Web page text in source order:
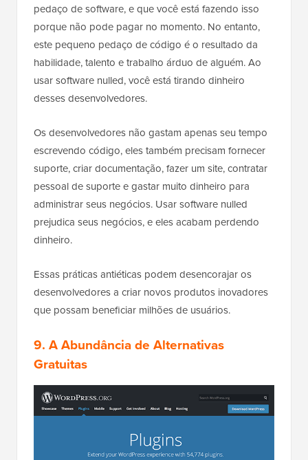
pedaço de software, e que você está fazendo isso
porque não pode pagar no momento. No entanto,
este pequeno pedaço de código é o resultado da
habilidade, talento e trabalho árduo de alguém. Ao
usar software nulled, você está tirando dinheiro
desses desenvolvedores.
Os desenvolvedores não gastam apenas seu tempo
escrevendo código, eles também precisam fornecer
suporte, criar documentação, fazer um site, contratar
pessoal de suporte e gastar muito dinheiro para
administrar seus negócios. Usar software nulled
prejudica seus negócios, e eles acabam perdendo
dinheiro.
Essas práticas antiéticas podem desencorajar os
desenvolvedores a criar novos produtos inovadores
que possam beneficiar milhões de usuários.
9. A Abundância de Alternativas
Gratuitas